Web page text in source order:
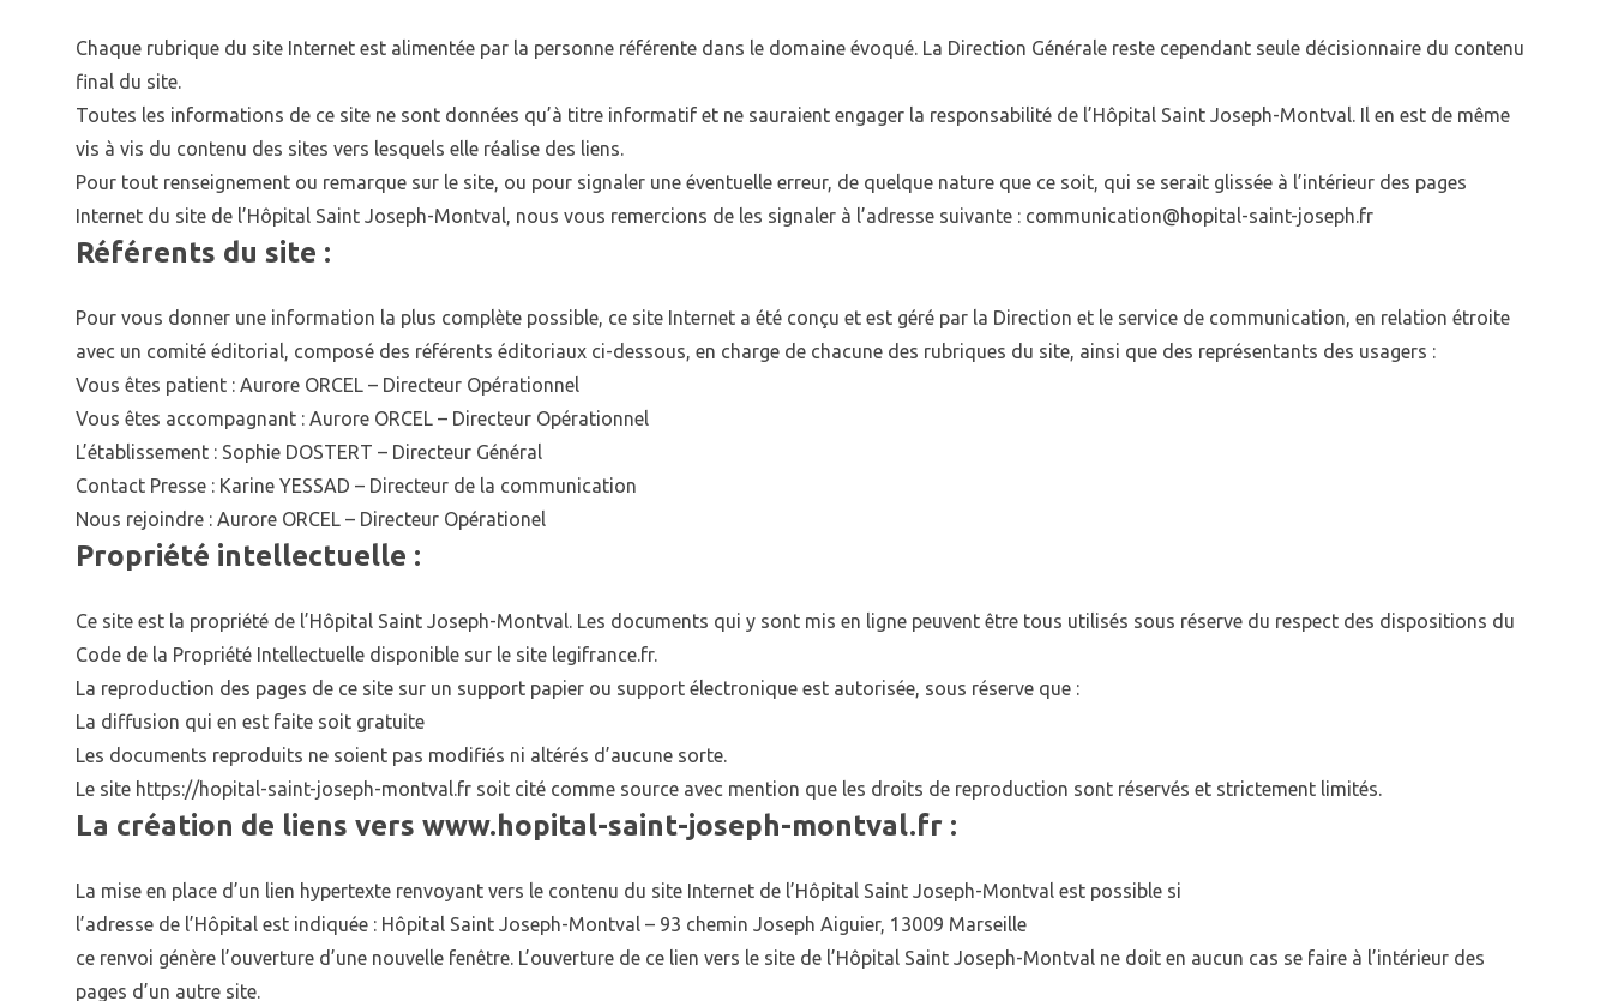
Chaque rubrique du site Internet est alimentée par la personne référente dans le domaine évoqué. La Direction Générale reste cependant seule décisionnaire du contenu
final du site.
Toutes les informations de ce site ne sont données qu’à titre informatif et ne sauraient engager la responsabilité de l’Hôpital Saint Joseph-Montval. Il en est de même
vis à vis du contenu des sites vers lesquels elle réalise des liens.
Pour tout renseignement ou remarque sur le site, ou pour signaler une éventuelle erreur, de quelque nature que ce soit, qui se serait glissée à l’intérieur des pages
Internet du site de l’Hôpital Saint Joseph-Montval, nous vous remercions de les signaler à l’adresse suivante : communication@hopital-saint-joseph.fr
Référents du site :
Pour vous donner une information la plus complète possible, ce site Internet a été conçu et est géré par la Direction et le service de communication, en relation étroite
avec un comité éditorial, composé des référents éditoriaux ci-dessous, en charge de chacune des rubriques du site, ainsi que des représentants des usagers :
Vous êtes patient : Aurore ORCEL – Directeur Opérationnel
Vous êtes accompagnant : Aurore ORCEL – Directeur Opérationnel
L’établissement : Sophie DOSTERT – Directeur Général
Contact Presse : Karine YESSAD – Directeur de la communication
Nous rejoindre : Aurore ORCEL – Directeur Opérationel
Propriété intellectuelle :
Ce site est la propriété de l’Hôpital Saint Joseph-Montval. Les documents qui y sont mis en ligne peuvent être tous utilisés sous réserve du respect des dispositions du
Code de la Propriété Intellectuelle disponible sur le site legifrance.fr.
La reproduction des pages de ce site sur un support papier ou support électronique est autorisée, sous réserve que :
La diffusion qui en est faite soit gratuite
Les documents reproduits ne soient pas modifiés ni altérés d’aucune sorte.
Le site https://hopital-saint-joseph-montval.fr soit cité comme source avec mention que les droits de reproduction sont réservés et strictement limités.
La création de liens vers www.hopital-saint-joseph-montval.fr :
La mise en place d’un lien hypertexte renvoyant vers le contenu du site Internet de l’Hôpital Saint Joseph-Montval est possible si
l’adresse de l’Hôpital est indiquée : Hôpital Saint Joseph-Montval – 93 chemin Joseph Aiguier, 13009 Marseille
ce renvoi génère l’ouverture d’une nouvelle fenêtre. L’ouverture de ce lien vers le site de l’Hôpital Saint Joseph-Montval ne doit en aucun cas se faire à l’intérieur des
pages d’un autre site.